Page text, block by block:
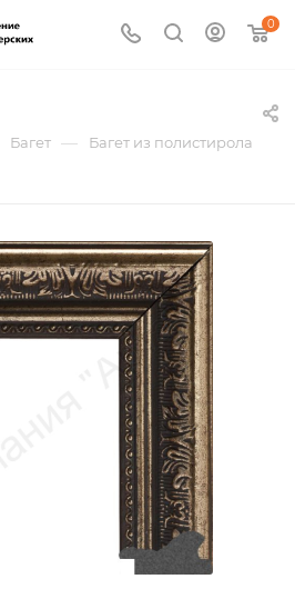
0
Багет — Багет из полистирола